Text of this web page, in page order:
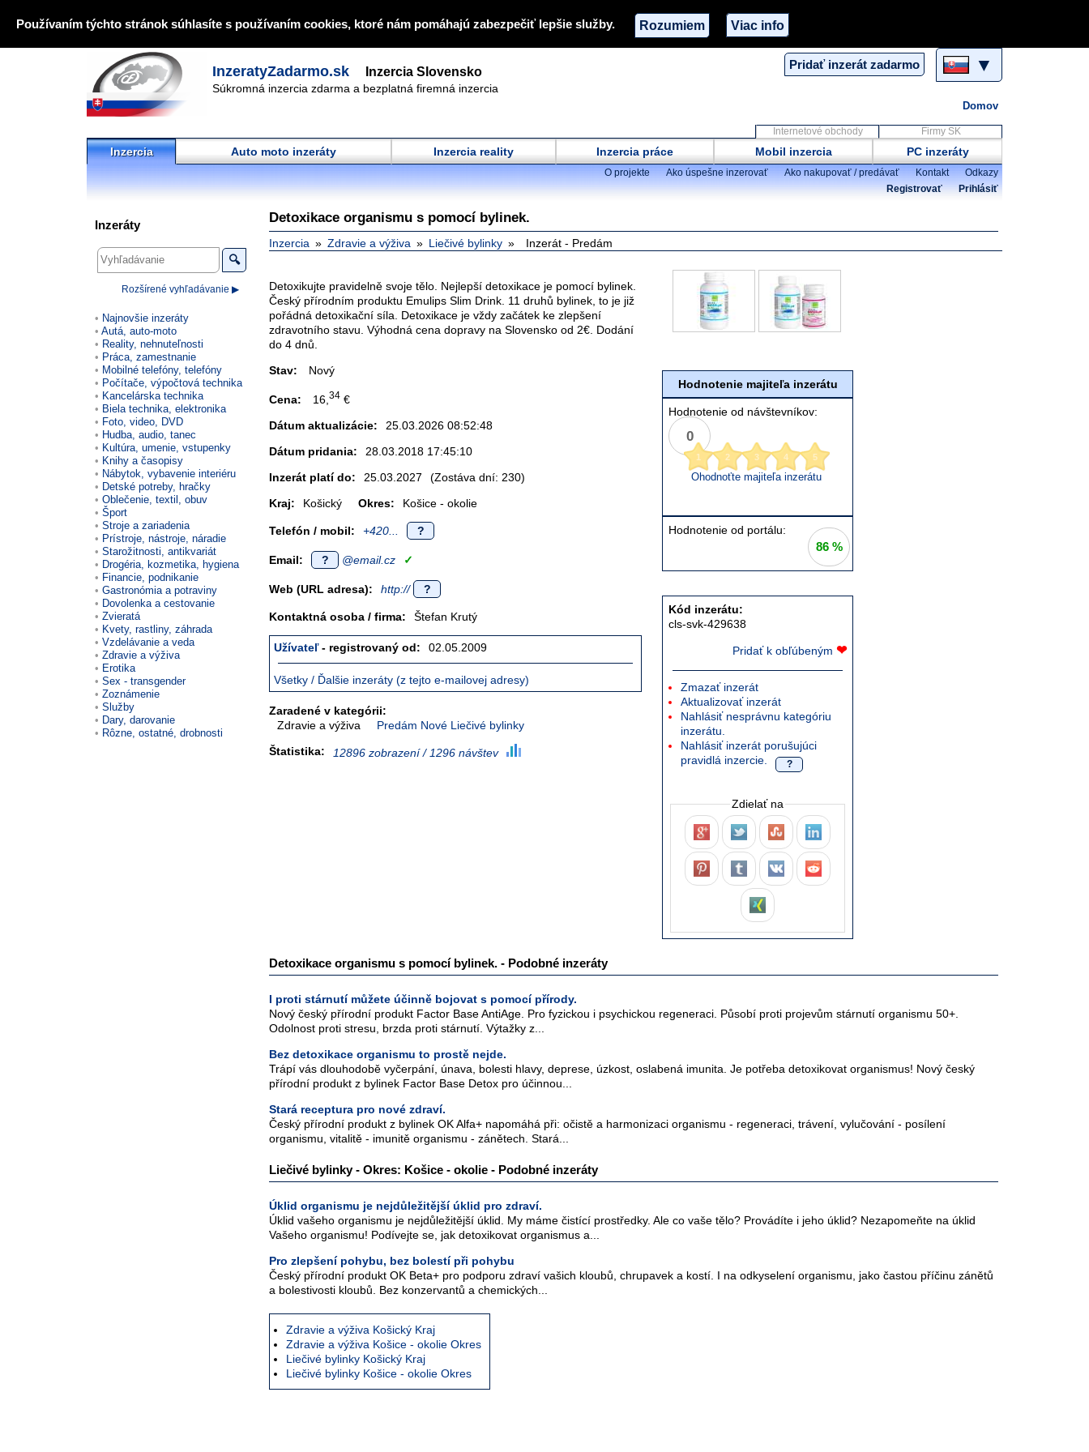
Používaním týchto stránok súhlasíte s používaním cookies, ktoré nám pomáhajú zabezpečiť lepšie služby. Rozumiem Viac info
Pridať inzerát zadarmo ▼
InzeratyZadarmo.sk Inzercia Slovensko
Súkromná inzercia zdarma a bezplatná firemná inzercia
Domov
Internetové obchody Firmy SK
Inzercia Auto moto inzeráty Inzercia reality Inzercia práce Mobil inzercia PC inzeráty
O projekte Ako úspešne inzerovať Ako nakupovať / predávať Kontakt
Odkazy
Registrovať
Prihlásiť
Detoxikace organismu s pomocí bylinek.
Inzercia Zdravie a výživa Liečivé bylinky Inzerát - Predám
Detoxikujte pravidelně svoje tělo. Nejlepší detoxikace je pomocí bylinek.
Český přírodním produktu Emulips Slim Drink. 11 druhů bylinek, to je již
pořádná detoxikační síla. Detoxikace je vždy začátek ke zlepšení
zdravotního stavu. Výhodná cena dopravy na Slovensko od 2€. Dodání
do 4 dnů.
Stav:
Nový
Cena: 16, 34 €
Dátum aktualizácie:
25.03.2026 08:52:48
Dátum pridania:
28.03.2018 17:45:10
Inzerát platí do:
25.03.2027
(Zostáva dní: 230)
Kraj:
Košický Okres: Košice - okolie
Telefón / mobil: +420... ?
Email: ? @email.cz ✓
Web (URL adresa): http:// ?
Kontaktná osoba / firma: Štefan Krutý
Užívateľ- registrovaný od: 02.05.2009
Všetky / Ďalšie inzeráty (z tejto e-mailovej adresy)
Zaradené v kategórii:
Zdravie a výživa
Predám Nové Liečivé bylinky
Štatistika:
12896 zobrazení / 1296 návštev
Hodnotenie majiteľa inzerátu
Hodnotenie od návštevníkov:
0
1 2 3 4 5
Ohodnoťte majiteľa inzerátu
Hodnotenie od portálu:
86 %
Kód inzerátu:
cls-svk-429638
Pridať k obľúbeným ❤
Zmazať inzerát
Aktualizovať inzerát
Nahlásiť nesprávnu kategóriu
inzerátu.
Nahlásiť inzerát porušujúci
pravidlá inzercie.
?
Zdielať na
Detoxikace organismu s pomocí bylinek. - Podobné inzeráty
I proti stárnutí můžete účinně bojovat s pomocí přírody.
Nový český přírodní produkt Factor Base AntiAge. Pro fyzickou i psychickou regeneraci. Působí proti projevům stárnutí organismu 50+.
Odolnost proti stresu, brzda proti stárnutí. Výtažky z...
Bez detoxikace organismu to prostě nejde.
Trápí vás dlouhodobě vyčerpání, únava, bolesti hlavy, deprese, úzkost, oslabená imunita. Je potřeba detoxikovat organismus! Nový český
přírodní produkt z bylinek Factor Base Detox pro účinnou...
Stará receptura pro nové zdraví.
Český přírodní produkt z bylinek OK Alfa+ napomáhá při: očistě a harmonizaci organismu - regeneraci, trávení, vylučování - posílení
organismu, vitalitě - imunitě organismu - zánětech. Stará...
Liečivé bylinky - Okres: Košice - okolie - Podobné inzeráty
Úklid organismu je nejdůležitější úklid pro zdraví.
Úklid vašeho organismu je nejdůležitější úklid. My máme čistící prostředky. Ale co vaše tělo? Provádíte i jeho úklid? Nezapomeňte na úklid
Vašeho organismu! Podívejte se, jak detoxikovat organismus a...
Pro zlepšení pohybu, bez bolestí při pohybu
Český přírodní produkt OK Beta+ pro podporu zdraví vašich kloubů, chrupavek a kostí. I na odkyselení organismu, jako častou příčinu zánětů
a bolestivosti kloubů. Bez konzervantů a chemických...
Zdravie a výživa Košický Kraj
Zdravie a výživa Košice - okolie Okres
Liečivé bylinky Košický Kraj
Liečivé bylinky Košice - okolie Okres
Inzeráty
🔍
Rozšírené vyhľadávanie ▶
Najnovšie inzeráty
Autá, auto-moto
Reality, nehnuteľnosti
Práca, zamestnanie
Mobilné telefóny, telefóny
Počítače, výpočtová technika
Kancelárska technika
Biela technika, elektronika
Foto, video, DVD
Hudba, audio, tanec
Kultúra, umenie, vstupenky
Knihy a časopisy
Nábytok, vybavenie interiéru
Detské potreby, hračky
Oblečenie, textil, obuv
Šport
Stroje a zariadenia
Prístroje, nástroje, náradie
Starožitnosti, antikvariát
Drogéria, kozmetika, hygiena
Financie, podnikanie
Gastronómia a potraviny
Dovolenka a cestovanie
Zvieratá
Kvety, rastliny, záhrada
Vzdelávanie a veda
Zdravie a výživa
Erotika
Sex - transgender
Zoznámenie
Služby
Dary, darovanie
Rôzne, ostatné, drobnosti